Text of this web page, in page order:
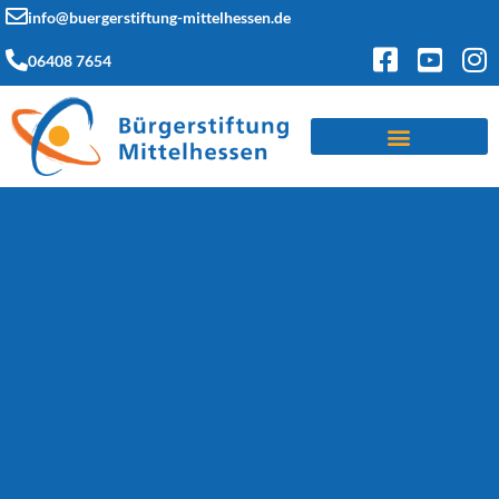
info@buergerstiftung-mittelhessen.de
06408 7654